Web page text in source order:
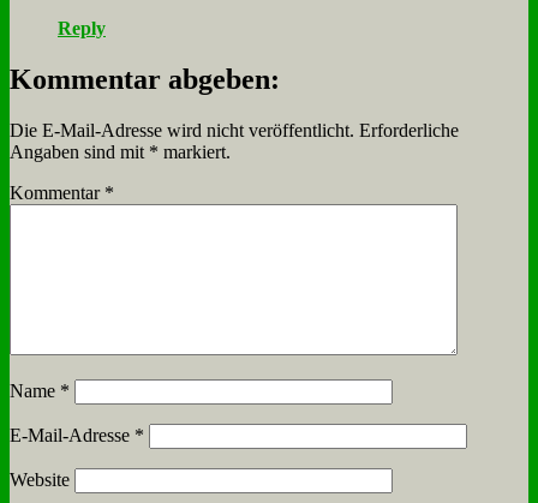
Reply
Kommentar abgeben:
Die E-Mail-Adresse wird nicht veröffentlicht. Erforderliche
Angaben sind mit * markiert.
Kommentar *
Name *
E-Mail-Adresse *
Website